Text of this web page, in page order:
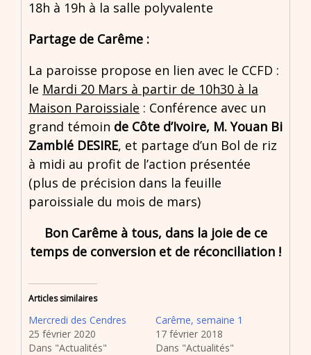
18h à 19h à la salle polyvalente
Partage de Carême :
La paroisse propose en lien avec le CCFD :
le Mardi 20 Mars à partir de 10h30 à la
Maison Paroissiale : Conférence avec un
grand témoin de Côte d’Ivoire, M. Youan Bi
Zamblé DESIRE, et partage d’un Bol de riz
à midi au profit de l’action présentée
(plus de précision dans la feuille
paroissiale du mois de mars)
Bon Carême à tous, dans la joie de ce
temps de conversion et de réconciliation !
Articles similaires
Mercredi des Cendres
25 février 2020
Dans "Actualités"
Carême, semaine 1
17 février 2018
Dans "Actualités"